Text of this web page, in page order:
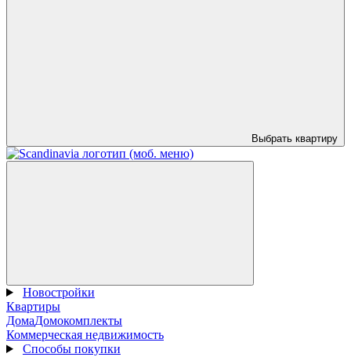
Выбрать квартиру
Новостройки
Квартиры
ДомаДомокомплекты
Коммерческая недвижимость
Способы покупки